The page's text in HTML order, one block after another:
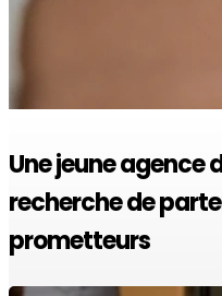
Une jeune agence
recherche de
prometteurs